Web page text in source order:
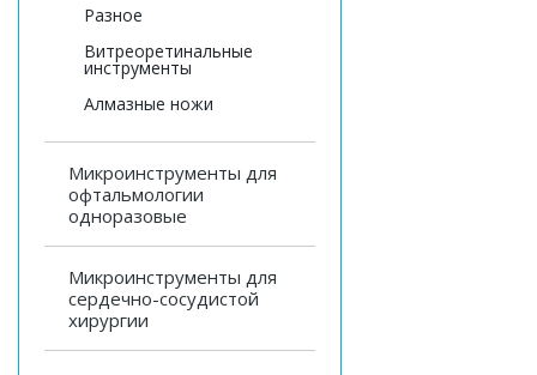
Разное
Витреоретинальные
инструменты
Алмазные ножи
Микроинструменты для
офтальмологии
одноразовые
Микроинструменты для
сердечно-сосудистой
хирургии